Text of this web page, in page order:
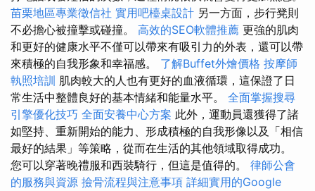
苗栗地區專業徵信社 實用吧檯桌設計 另一方面，步行凳則
不必擔心被撞擊或碰撞。 高效的SEO軟體推薦 更強的肌肉
和更好的健康水平不僅可以帶來有吸引力的外表，還可以帶
來積極的自我形象和幸福感。 了解Buffet外燴價格 按摩師
執照培訓 肌肉較大的人也有更好的血液循環，這保證了日
常生活中整體良好的基本情緒和能量水平。 全面掌握搜尋
引擎優化技巧 全面安養中心方案 此外，運動員還獲得了諸
如堅持、重新開始的能力、形成積極的自我形像以及「相信
最好的結果」等策略，從而在生活的其他領域取得成功。
您可以穿著晚禮服和西裝騎行，但這是值得的。 律師公會
的服務與資源 撿骨流程與注意事項 詳細實用的Google